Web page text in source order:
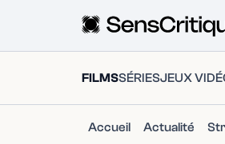
FILMSSÉRIESJEUX
Accueil Actualité